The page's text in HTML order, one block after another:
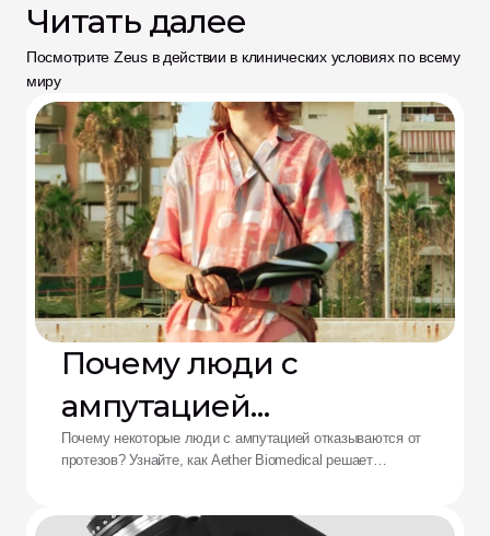
Читать далее
Посмотрите Zeus в действии в клинических условиях по всему
миру
Почему люди с
ампутацией
отказываются от
Почему некоторые люди с ампутацией отказываются от
протезов? Узнайте, как Aether Biomedical решает